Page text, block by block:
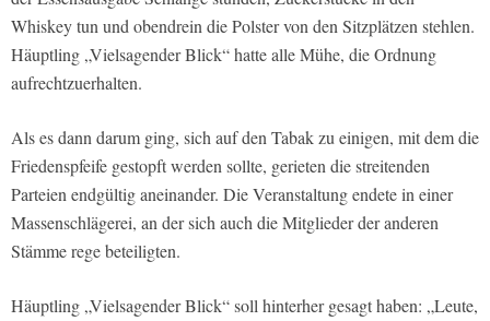
Whiskey tun und obendrein die Polster von den Sitzplätzen stehlen.
Häuptling „Vielsagender Blick“ hatte alle Mühe, die Ordnung
aufrechtzuerhalten.
Als es dann darum ging, sich auf den Tabak zu einigen, mit dem die
Friedenspfeife gestopft werden sollte, gerieten die streitenden
Parteien endgültig aneinander. Die Veranstaltung endete in einer
Massenschlägerei, an der sich auch die Mitglieder der anderen
Stämme rege beteiligten.
Häuptling „Vielsagender Blick“ soll hinterher gesagt haben: „Leute,